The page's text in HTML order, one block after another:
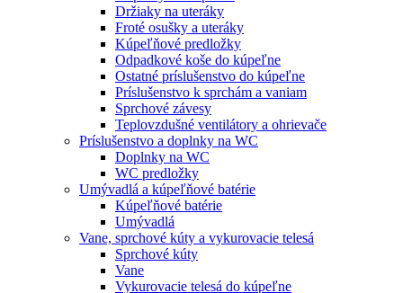
Držiaky na uteráky
Froté osušky a uteráky
Kúpeľňové predložky
Odpadkové koše do kúpeľne
Ostatné príslušenstvo do kúpeľne
Príslušenstvo k sprchám a vaniam
Sprchové závesy
Teplovzdušné ventilátory a ohrievače
Príslušenstvo a doplnky na WC
Doplnky na WC
WC predložky
Umývadlá a kúpeľňové batérie
Kúpeľňové batérie
Umývadlá
Vane, sprchové kúty a vykurovacie telesá
Sprchové kúty
Vane
Vykurovacie telesá do kúpeľne